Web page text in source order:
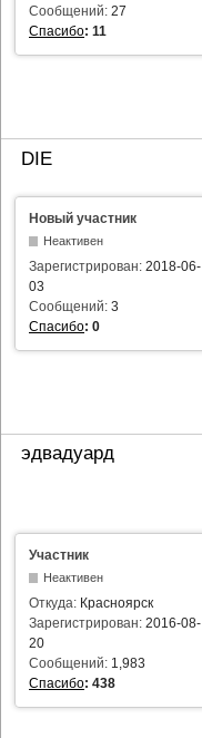
Сообщений: 27
Спасибо: 11
DIE
Новый участник
Неактивен
Зарегистрирован: 2018-06-
03
Сообщений: 3
Спасибо: 0
эдвадуард
Участник
Неактивен
Откуда: Красноярск
Зарегистрирован: 2016-08-
20
Сообщений: 1,983
Спасибо: 438